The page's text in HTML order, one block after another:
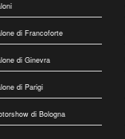
di Francoforte
di Ginevra
di Parigi
di Bologna